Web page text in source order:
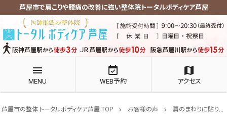
芦屋市で肩こりや腰痛の改善に強い整体院トータルボディケア芦屋
menu
MENU
event_available
WEB予約
map
アクセス
芦屋市の整体 トータルボディケア芦屋 TOP chevron_right お客様の声 chevron_right 肩のまわりに貼りついた何かがとれた感じで軽くなりました。